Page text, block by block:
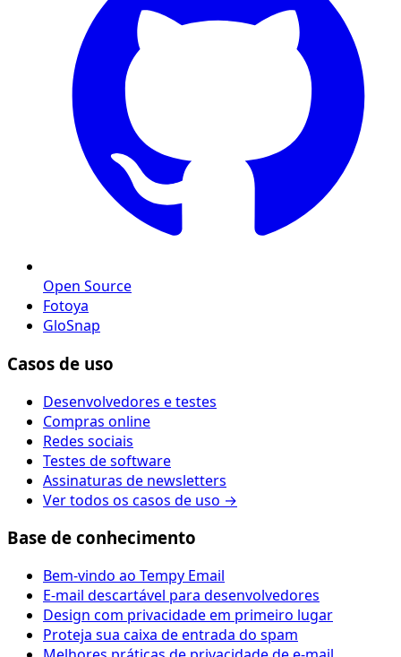
Open Source
Fotoya
GloSnap
Casos de uso
Desenvolvedores e testes
Compras online
Redes sociais
Testes de software
Assinaturas de newsletters
Ver todos os casos de uso →
Base de conhecimento
Bem-vindo ao Tempy Email
E-mail descartável para desenvolvedores
Design com privacidade em primeiro lugar
Proteja sua caixa de entrada do spam